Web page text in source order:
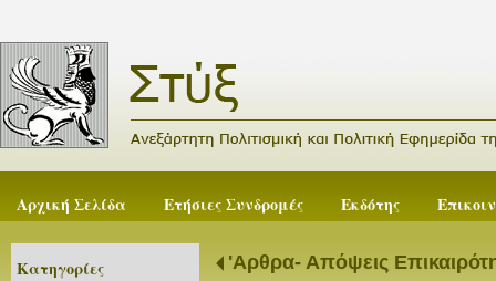
Αρχική Σελίδα Ετήσιες Συνδρομές Εκδότης
Κατηγορίες 'Αρθρα- Απόψεις